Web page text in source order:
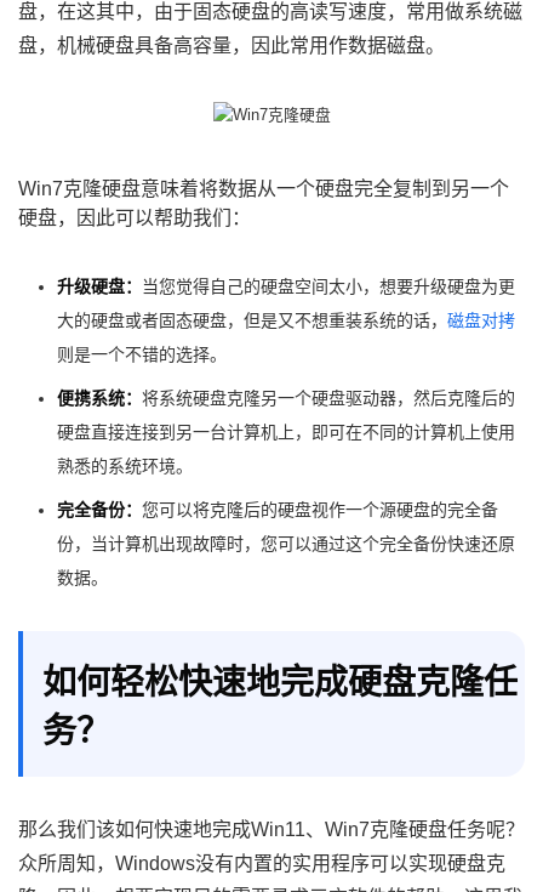
盘，在这其中，由于固态硬盘的高读写速度，常用做系统磁
盘，机械硬盘具备高容量，因此常用作数据磁盘。
Win7克隆硬盘意味着将数据从一个硬盘完全复制到另一个
硬盘，因此可以帮助我们：
升级硬盘：
当您觉得自己的硬盘空间太小，想要升级硬盘为更
大的硬盘或者固态硬盘，但是又不想重装系统的话， 磁盘对拷
则是一个不错的选择。
便携系统： 将系统硬盘克隆另一个硬盘驱动器，然后克隆后的
硬盘直接连接到另一台计算机上，即可在不同的计算机上使用
熟悉的系统环境。
完全备份： 您可以将克隆后的硬盘视作一个源硬盘的完全备
份，当计算机出现故障时，您可以通过这个完全备份快速还原
数据。
如何轻松快速地完成硬盘克隆任
务？
那么我们该如何快速地完成Win11、Win7克隆硬盘任务呢？
众所周知，Windows没有内置的实用程序可以实现硬盘克